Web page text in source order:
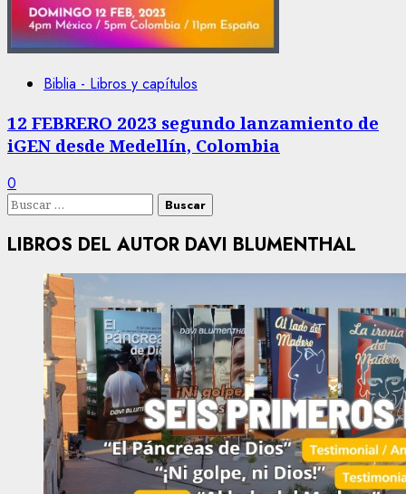
Biblia - Libros y capítulos
12 FEBRERO 2023 segundo lanzamiento de
iGEN desde Medellín, Colombia
0
Buscar:
LIBROS DEL AUTOR DAVI BLUMENTHAL